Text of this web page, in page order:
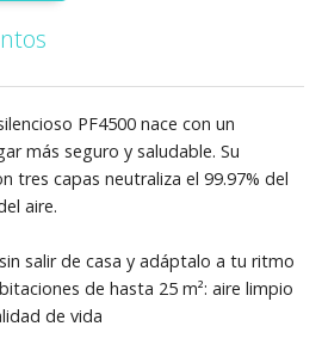
PF4500 nace con un
más seguro y saludable. Su
tres capas neutraliza el 99.97% del
aire.
salir de casa y adáptalo a tu ritmo
de hasta 25 m²: aire limpio
de vida